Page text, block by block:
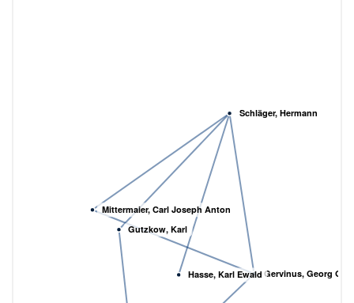
Gervinus, Georg
Mittermaier, Carl Joseph Anton
Schläger, Hermann
Gutzkow, Karl
Hasse, Karl Ewald